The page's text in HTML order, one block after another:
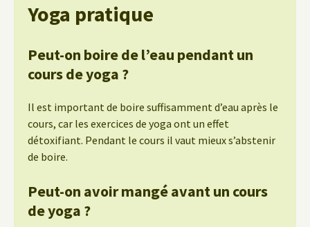
Yoga pratique
Peut-on boire de l’eau pendant un
cours de yoga ?
Il est important de boire suffisamment d’eau après le
cours, car les exercices de yoga ont un effet
détoxifiant. Pendant le cours il vaut mieux s’abstenir
de boire.
Peut-on avoir mangé avant un cours
de yoga ?